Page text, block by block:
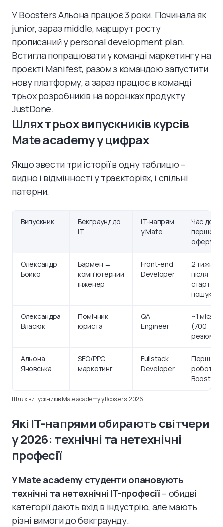
У Boosters Альона працює 3 роки. Починала як
junior, зараз middle, маршрут росту
прописаний у personal development plan.
Встигла попрацювати у команді маркетингу на
проєкті Manifest, разом з командою запустити
нову платформу, а зараз працює в команді
трьох розробників на воронках продукту
JustDone.
Шлях трьох випускників курсів
Mate academy у цифрах
Якщо звести три історії в одну таблицю –
видно і відмінності у траєкторіях, і спільні
патерни.
Випускник
Бекграунд до
IT
IT-напрям
у Mate
Час до
першого
оферу
Олександр
Бойко
Бармен →
комп'ютерний
інженер
Front-end
Developer
2 тижні
після
старту
пошуку
Олександра
Власюк
Помічник
юриста
QA
Engineer
~1 місяць
(700
резюме)
Альона
Яновська
SEO/PPC
маркетинг
Fullstack
Developer
Перша
робота –
Boosters
Шлях випускників Mate academy у Boosters, 2026
Які IT-напрями обирають світчери
у 2026: технічні та нетехнічні
професії
У Mate academy студенти опановують
технічні та нетехнічні IT-професії– обидві
категорії дають вхід в індустрію, але мають
різні вимоги до бекграунду.